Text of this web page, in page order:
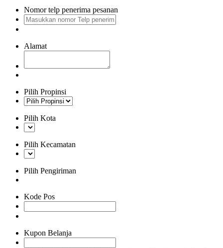
Nomor telp penerima pesanan
Alamat
Pilih Propinsi
Pilih Kota
Pilih Kecamatan
Pilih Pengiriman
Kode Pos
Kupon Belanja